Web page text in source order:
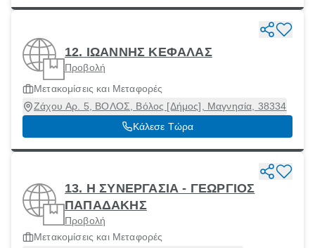
12. ΙΩΑΝΝΗΣ ΚΕΦΑΛΑΣ
Προβολή
Μετακομίσεις και Μεταφορές
Ζάχου Αρ. 5, ΒΟΛΟΣ, Βόλος [Δήμος], Μαγνησία, 38334
Κάλεσε Τώρα
13. Η ΣΥΝΕΡΓΑΣΙΑ - ΓΕΩΡΓΙΟΣ
ΠΑΠΑΔΑΚΗΣ
Προβολή
Μετακομίσεις και Μεταφορές